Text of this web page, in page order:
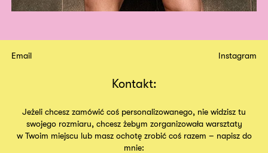
Email Instagram
Kontakt:
Jeżeli chcesz zamówić coś personalizowanego, nie widzisz tu
swojego rozmiaru, chcesz żebym zorganizowała warsztaty
w Twoim miejscu lub masz ochotę zrobić coś razem – napisz do
mnie: